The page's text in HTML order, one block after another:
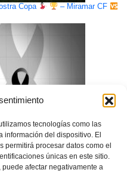
tecnologías como las
información del dispositivo. El
permitirá procesar datos como el
únicas en este sitio.
afectar negativamente a
Copa
– Miramar CF
inundaciones en Mallorca